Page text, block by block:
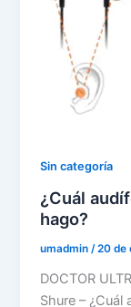
Sin categoría
¿Cuál
hago?
umadmin /20 de
DOCTOR
Shure – ¿Cuál